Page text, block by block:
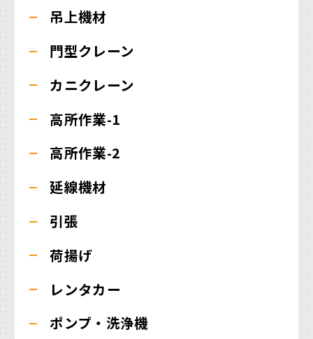
吊上機材
門型クレーン
カニクレーン
高所作業-1
高所作業-2
延線機材
引張
荷揚げ
レンタカー
ポンプ・洗浄機